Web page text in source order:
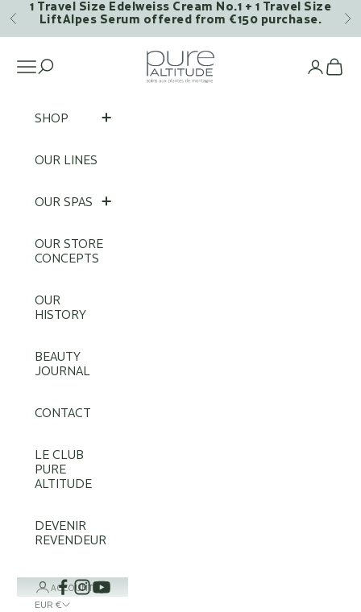
Skip to content
Previous
1 Travel Size Edelweiss Cream No.1 + 1 Travel Size
LiftAlpes Serum offered from €150 purchase.
Pure Altitude
Open navigation menu
SHOP
OUR LINES
OUR SPAS
OUR STORE
CONCEPTS
OUR
HISTORY
BEAUTY
JOURNAL
CONTACT
LE CLUB
PURE
ALTITUDE
DEVENIR
REVENDEUR
ACCOUNT
EUR €